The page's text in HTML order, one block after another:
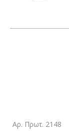
Αρ. Πρωτ. 2148